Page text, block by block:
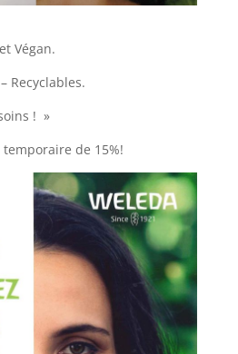
Végan.
Recyclables.
! »
temporaire de 15%!